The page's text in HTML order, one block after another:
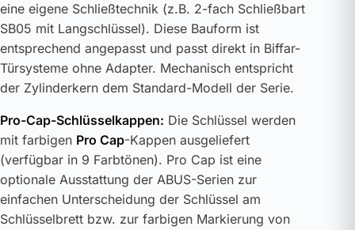
eine eigene Schließtechnik (z.B. 2-fach Schließbart
SB05 mit Langschlüssel). Diese Bauform ist
entsprechend angepasst und passt direkt in Biffar-
Türsysteme ohne Adapter. Mechanisch entspricht
der Zylinderkern dem Standard-Modell der Serie.
Pro-Cap-Schlüsselkappen: Die Schlüssel werden
mit farbigen Pro Cap-Kappen ausgeliefert
(verfügbar in 9 Farbtönen). Pro Cap ist eine
optionale Ausstattung der ABUS-Serien zur
einfachen Unterscheidung der Schlüssel am
Schlüsselbrett bzw. zur farbigen Markierung von